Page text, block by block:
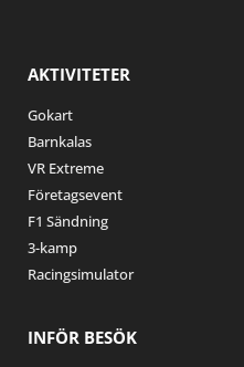
AKTIVITETER
Gokart
Barnkalas
VR Extreme
Företagsevent
F1 Sändning
3-kamp
Racingsimulator
INFÖR BESÖK